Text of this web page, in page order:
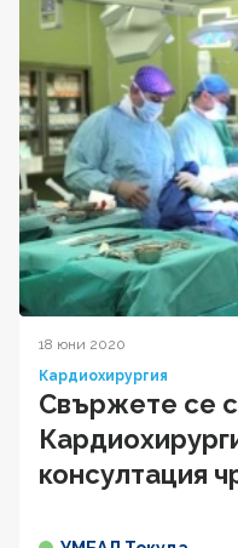
18 юни 2020
Кардиохирургия
Свържете се
консултация